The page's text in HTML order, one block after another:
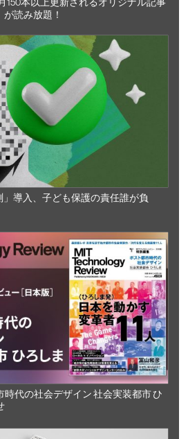
が読み放題！
導入、子ども保護の責任誰が負
代の社会デザイン 社会実装都市 ひ